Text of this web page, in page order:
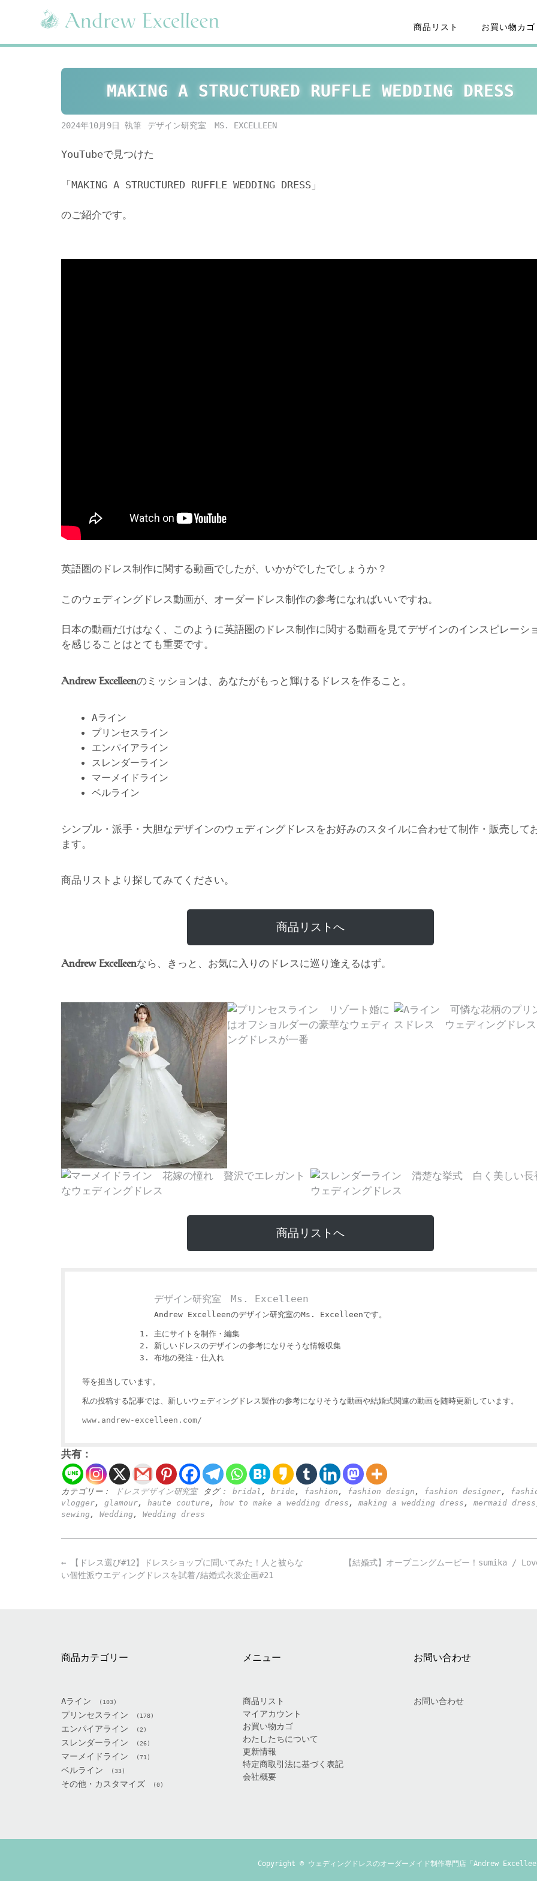
商品リスト お買い物カゴ
MAKING A STRUCTURED RUFFLE WEDDING DRESS
2024年10月9日 デザイン研究室 MS. EXCELLEEN
YouTubeで見つけた
「MAKING A STRUCTURED RUFFLE WEDDING DRESS」
のご紹介です。
英語圏のドレス制作に関する動画でしたが、いかがでしたでしょうか？
このウェディングドレス動画が、オーダードレス制作の参考になればいいですね。
日本の動画だけはなく、このように英語圏のドレス制作に関する動画を見てデザインのインスピレーシ
を感じることはとても重要です。
Andrew Excelleenのミッションは、あなたがもっと輝けるドレスを作ること。
Aライン
プリンセスライン
エンパイアライン
スレンダーライン
マーメイドライン
ベルライン
シンプル・派手・大胆なデザインのウェディングドレスをお好みのスタイルに合わせて制作・販売して
ます。
商品リストより探してみてください。
商品リストへ
Andrew Excelleenなら、きっと、お気に入りのドレスに巡り逢えるはず。
商品リストへ
デザイン研究室 Ms. Excelleen
Andrew Excelleenのデザイン研究室のMs. Excelleenです。
主にサイトを制作・編集
新しいドレスのデザインの参考になりそうな情報収集
布地の発注・仕入れ
等を担当しています。
私の投稿する記事では、新しいウェディングドレス製作の参考になりそうな動画や結婚式関連の動画を随時更新しています。
www.andrew-excelleen.com/
共有：
カテゴリー： ドレスデザイン研究室 タグ： bridal , bride , fashion , fashion design , fashion designer,
vlogger, glamour, haute couture , how to make a wedding dress , making a wedding dress , mermaid dress
sewing , Wedding , Wedding dress
Post
navigation
【結婚式】オープニングムービー！sumika /
← 【ドレス選び#12】ドレスショップに聞いてみた！人と被らな
い個性派ウエディングドレスを試着/結婚式衣裳企画#21
商品カテゴリー
Aライン (103)
プリンセスライン (178)
エンパイアライン (2)
スレンダーライン (26)
マーメイドライン (71)
ベルライン (33)
その他・カスタマイズ (0)
メニュー
商品リスト
マイアカウント
お買い物カゴ
わたしたちについて
更新情報
特定商取引法に基づく表記
会社概要
お問い合わせ
お問い合わせ
Copyright © ウェディングドレスのオーダーメイド制作専門店「Andrew